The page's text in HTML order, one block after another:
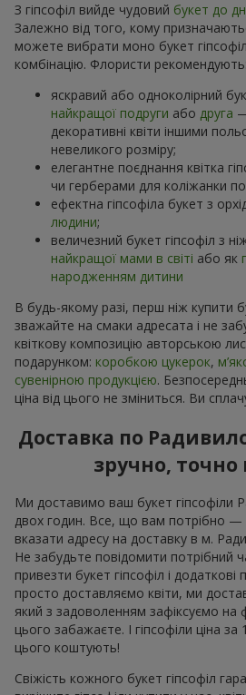
З гіпсофіл вийде чудовий букет до
Залежно від того, кому
можете вибрати моно букет
комбінацію. Флористи рекомендують:
яскравий або одноколірний
найкращої подруги або друга
декоративні квіти іншими
невеликого розміру;
елегантне поєднання квітка
чи герберами для коліжанки
ефектна гіпсофіла букет з
людини;
величезний букет гіпсофіл з
найкращої мами в світі або як
народженням дитини
В будь-якому разі, перш ніж купити
зважайте на смаки адресата і не
квіткову композицію авторською
подарунком: коробкою цукерок,
сувенірною продукцією.
ціна від цього не зміниться. Ви
Доставка по
зручно, точно
Ми доставимо ваш букет гіпсофіли
двох годин. Все, що вам потрібно —
вказати адресу на доставку в м.
Не забудьте повідомити потрібний
привезти букет гіпсофіл і
просто доставляємо квіти, ми
який з задоволенням зафіксуємо
цього забажаєте. І гіпсофіли ціна
цього коштують!
Свіжість кожного букет гіпсофіл